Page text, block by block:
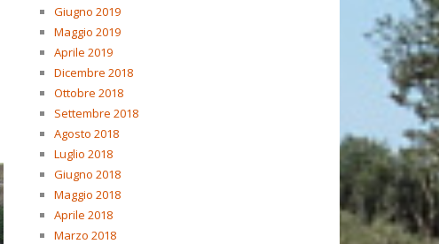
Giugno 2019
Maggio 2019
Aprile 2019
Dicembre 2018
Ottobre 2018
Settembre 2018
Agosto 2018
Luglio 2018
Giugno 2018
Maggio 2018
Aprile 2018
Marzo 2018